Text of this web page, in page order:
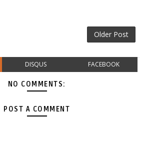
Older Post
DISQUS FACEBOOK
NO COMMENTS:
POST A COMMENT